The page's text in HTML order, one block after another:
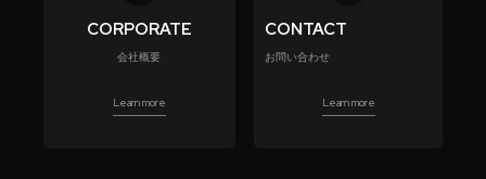
CORPORATE
会社概要
Learn more
CONTACT
お問い合わせ
Learn more